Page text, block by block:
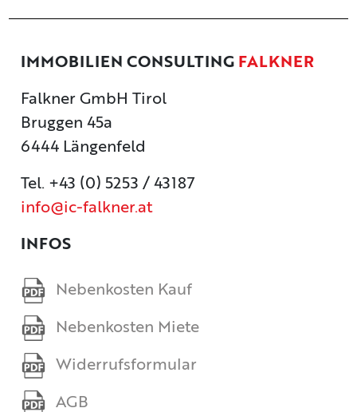
IMMOBILIEN CONSULTING FALKNER
Falkner GmbH Tirol
Bruggen 45a
6444 Längenfeld
Tel. +43 (0) 5253 / 43187
info@ic-falkner.at
INFOS
Nebenkosten Kauf
Nebenkosten Miete
Widerrufsformular
AGB